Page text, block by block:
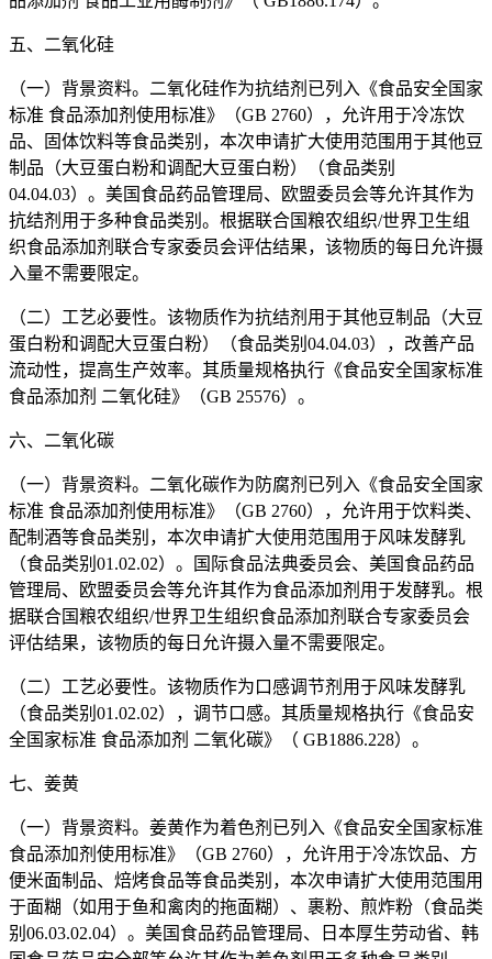
五、二氧化硅
（一）背景资料。二氧化硅作为抗结剂已列入《食品安全国家
标准 食品添加剂使用标准》（GB 2760），允许用于冷冻饮
品、固体饮料等食品类别，本次申请扩大使用范围用于其他豆
制品（大豆蛋白粉和调配大豆蛋白粉）（食品类别
04.04.03）。美国食品药品管理局、欧盟委员会等允许其作为
抗结剂用于多种食品类别。根据联合国粮农组织/世界卫生组
织食品添加剂联合专家委员会评估结果，该物质的每日允许摄
入量不需要限定。
（二）工艺必要性。该物质作为抗结剂用于其他豆制品（大豆
蛋白粉和调配大豆蛋白粉）（食品类别04.04.03），改善产品
流动性，提高生产效率。其质量规格执行《食品安全国家标准
食品添加剂 二氧化硅》（GB 25576）。
六、二氧化碳
（一）背景资料。二氧化碳作为防腐剂已列入《食品安全国家
标准 食品添加剂使用标准》（GB 2760），允许用于饮料类、
配制酒等食品类别，本次申请扩大使用范围用于风味发酵乳
（食品类别01.02.02）。国际食品法典委员会、美国食品药品
管理局、欧盟委员会等允许其作为食品添加剂用于发酵乳。根
据联合国粮农组织/世界卫生组织食品添加剂联合专家委员会
评估结果，该物质的每日允许摄入量不需要限定。
（二）工艺必要性。该物质作为口感调节剂用于风味发酵乳
（食品类别01.02.02），调节口感。其质量规格执行《食品安
全国家标准 食品添加剂 二氧化碳》（ GB1886.228）。
七、姜黄
（一）背景资料。姜黄作为着色剂已列入《食品安全国家标准
食品添加剂使用标准》（GB 2760），允许用于冷冻饮品、方
便米面制品、焙烤食品等食品类别，本次申请扩大使用范围用
于面糊（如用于鱼和禽肉的拖面糊）、裹粉、煎炸粉（食品类
别06.03.02.04）。美国食品药品管理局、日本厚生劳动省、韩